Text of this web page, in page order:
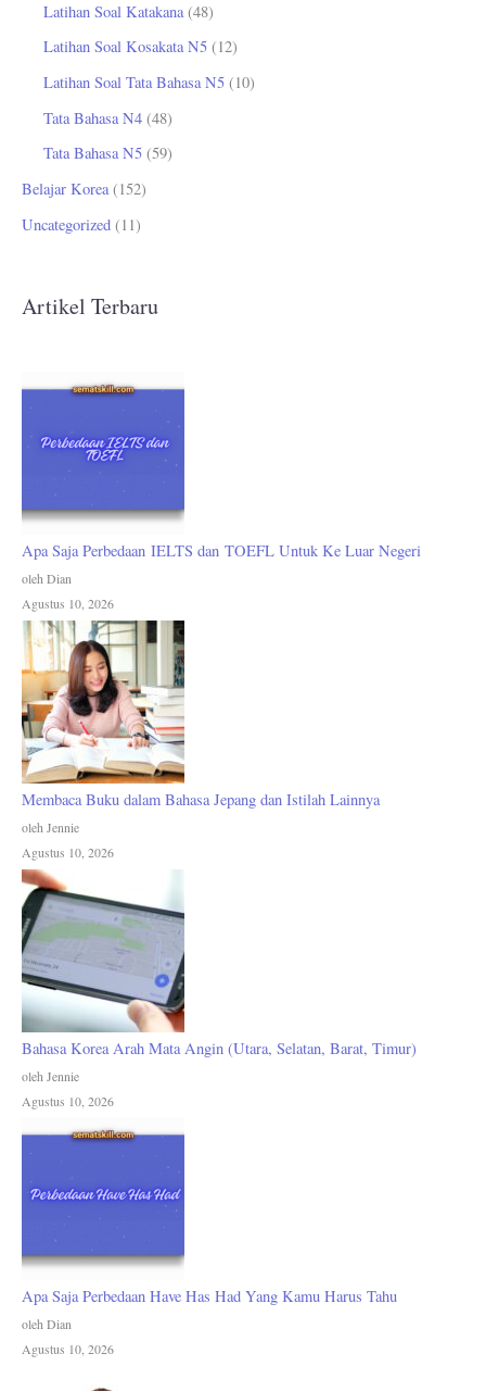
Latihan Soal Katakana(48)
Latihan Soal Kosakata N5 (12)
Latihan Soal Tata Bahasa N5 (10)
Tata Bahasa N4 (48)
Tata Bahasa N5 (59)
Belajar Korea(152)
Uncategorized (11)
Artikel Terbaru
Apa Saja Perbedaan IELTS dan TOEFL Untuk Ke Luar Negeri
oleh Dian
Agustus 10, 2026
Membaca Buku dalam Bahasa Jepang dan Istilah Lainnya
oleh Jennie
Agustus 10, 2026
Bahasa Korea Arah Mata Angin (Utara, Selatan, Barat, Timur)
oleh Jennie
Agustus 10, 2026
Apa Saja Perbedaan Have Has Had Yang Kamu Harus Tahu
oleh Dian
Agustus 10, 2026